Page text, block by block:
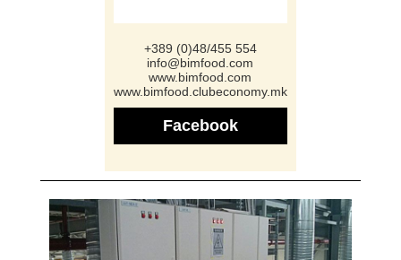
+389 (0)48/455 554
info@bimfood.com
www.bimfood.com
www.bimfood.clubeconomy.mk
Facebook